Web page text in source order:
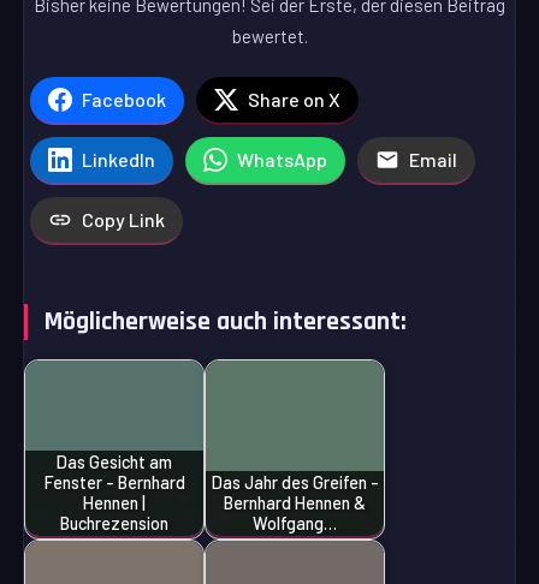
bewertet.
Facebook Share on X
LinkedIn WhatsApp Email
Copy Link
Möglicherweise auch interessant:
Das Gesicht am
Fenster - Bernhard
Hennen |
Buchrezension
Das Jahr des Greifen -
Bernhard Hennen &
Wolfgang…